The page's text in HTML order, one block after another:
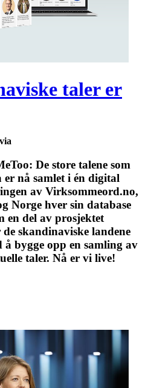
taler er
De store talene som
nå samlet i én digital
av Virksommeord.no,
Norge hver sin database
en del av prosjektet
skandinaviske landene
å bygge opp en samling av
taler. Nå er vi live!